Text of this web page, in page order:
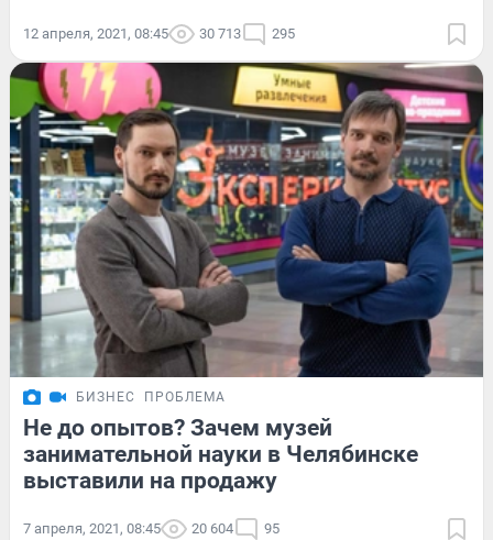
12 апреля, 2021, 08:45 30 713 295
БИЗНЕС ПРОБЛЕМА
Не до опытов? Зачем музей
занимательной науки в Челябинске
выставили на продажу
7 апреля, 2021, 08:45 20 604 95